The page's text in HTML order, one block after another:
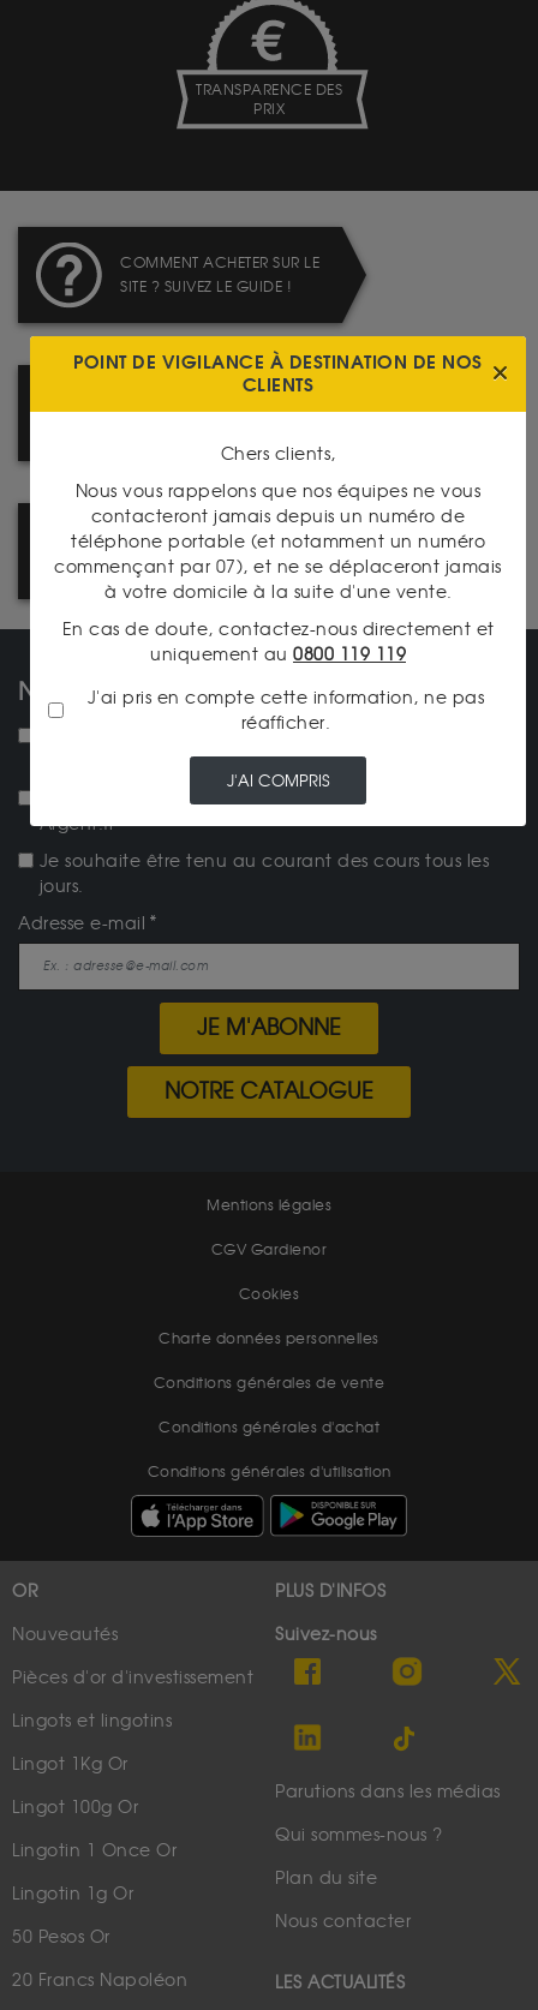
TRANSPARENCE DES
PRIX
COMMENT ACHETER SUR LE
SITE ? SUIVEZ LE GUIDE !
PRENEZ RENDEZ-VOUS DANS
L'UNE DE NOS AGENCES
NOS NEWSLETTERS
Je souhaite recevoir la newsletter Achat-Or-et-
Argent.fr
Je souhaite être tenu au courant des cours tous les
jours.
Adresse e-mail
JE M'ABONNE
NOTRE CATALOGUE
Mentions légales
CGV Gardienor
Cookies
Charte données personnelles
Conditions générales de vente
Conditions générales d'achat
Conditions générales d'utilisation
OR
Nouveautés
Pièces d'or d'investissement
Lingots et lingotins
Lingot 1Kg Or
Lingot 100g Or
Lingotin 1 Once Or
Lingotin 1g Or
50 Pesos Or
20 Francs Napoléon
PLUS D'INFOS
Suivez-nous
Parutions dans les médias
Qui sommes-nous ?
Plan du site
Nous contacter
LES ACTUALITÉS
POINT DE VIGILANCE À DESTINATION DE NOS
CLIENTS
Chers clients,
Nous vous rappelons que nos équipes ne vous
contacteront jamais depuis un numéro de
téléphone portable (et notamment un numéro
commençant par 07), et ne se déplaceront jamais
à votre domicile à la suite d'une vente.
En cas de doute, contactez-nous directement et
uniquement au 0800 119 119
J'ai pris en compte cette information, ne pas
réafficher.
J'AI COMPRIS